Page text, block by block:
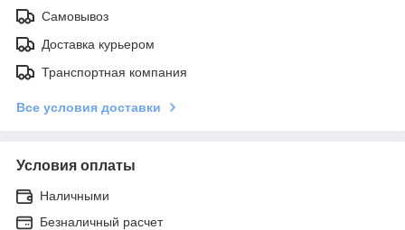
Самовывоз
Доставка курьером
Транспортная компания
Все условия доставки
Условия оплаты
Наличными
Безналичный расчет